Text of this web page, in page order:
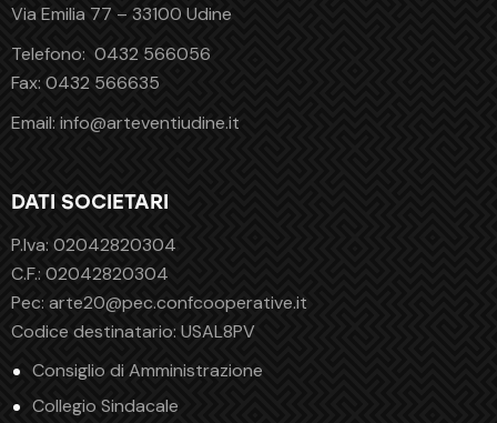
Via Emilia 77 – 33100 Udine
Telefono: 0432 566056
Fax: 0432 566635
Email: info@arteventiudine.it
DATI SOCIETARI
P.Iva: 02042820304
C.F.: 02042820304
Pec: arte20@pec.confcooperative.it
Codice destinatario: USAL8PV
Consiglio di Amministrazione
Collegio Sindacale